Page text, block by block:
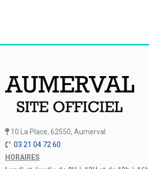
10 La Place, 62550, Aumerval
03 21 04 72 60
HORAIRES